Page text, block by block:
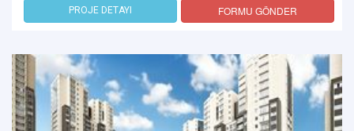
PROJE DETAYI FORMU GÖNDER